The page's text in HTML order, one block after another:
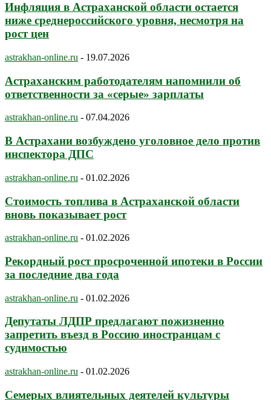
Инфляция в Астраханской области остается
ниже среднероссийского уровня, несмотря на
рост цен
astrakhan-online.ru - 19.07.2026
Астраханским работодателям напомнили об
ответственности за «серые» зарплаты
astrakhan-online.ru - 07.04.2026
В Астрахани возбуждено уголовное дело против
инспектора ДПС
astrakhan-online.ru - 01.02.2026
Стоимость топлива в Астраханской области
вновь показывает рост
astrakhan-online.ru - 01.02.2026
Рекордный рост просроченной ипотеки в России
за последние два года
astrakhan-online.ru - 01.02.2026
Депутаты ЛДПР предлагают пожизненно
запретить въезд в Россию иностранцам с
судимостью
astrakhan-online.ru - 01.02.2026
Семерых влиятельных деятелей культуры